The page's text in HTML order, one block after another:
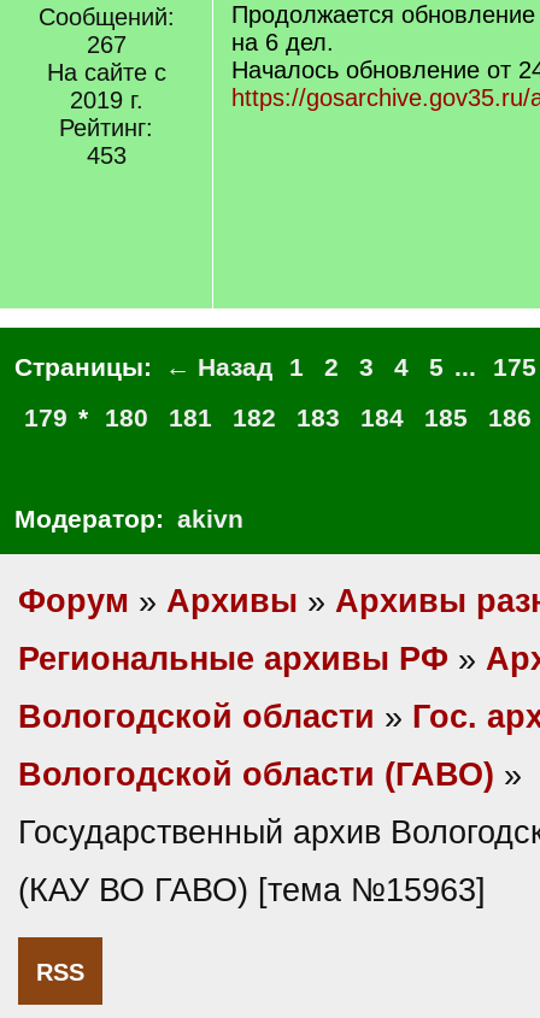
Сообщений:
267
На сайте с
2019 г.
Рейтинг:
453
Продолжается
на 6 дел.
Началось обновление от
https://gosarchive.gov35.ru/
Страницы: ← Назад 1 2 3 4 5 ...
175
179 * 180 181 182 183 184 185 186
Модератор: akivn
Форум » Архивы » Архивы
Региональные архивы РФ »
Вологодской области » Гос.
Вологодской области (ГАВО) »
Государственный архив
(КАУ ВО ГАВО) [тема №15963]
RSS